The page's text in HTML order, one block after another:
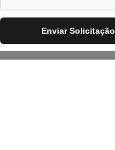
Enviar Solicitação